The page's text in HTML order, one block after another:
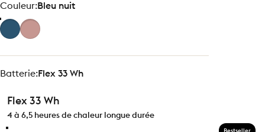
Couleur
Couleur:Bleu nuit
Batterie
Batterie:Flex 33 Wh
Flex 33 Wh
4 à 6,5 heures de chaleur longue durée